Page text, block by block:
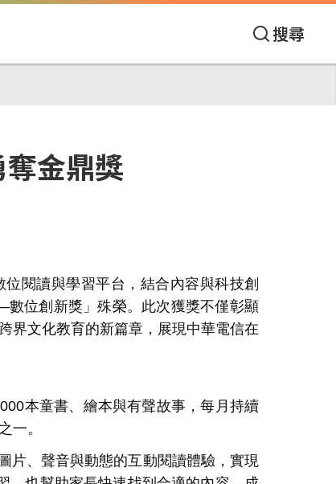
搜尋
金鼎獎
閱讀與學習平台，結合內容與科技創
數位創新獎」殊榮。此次獲獎不僅彰顯
界文化教育的新篇章，展現中華電信在
本童書、繪本與有聲故事，每月持續
一。
片、聲音與動態的互動閱讀體驗，實現